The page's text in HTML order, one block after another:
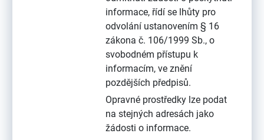
informace, řídí se lhůty pro
odvolání ustanovením § 16
zákona č. 106/1999 Sb., o
svobodném přístupu k
informacím, ve znění
pozdějších předpisů.
Opravné prostředky lze podat
na stejných adresách jako
žádosti o informace.